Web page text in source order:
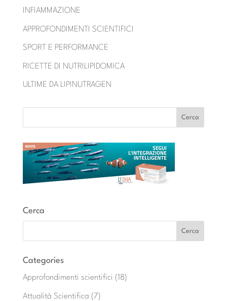
INFIAMMAZIONE
APPROFONDIMENTI SCIENTIFICI
SPORT E PERFORMANCE
RICETTE DI NUTRILIPIDOMICA
ULTIME DA LIPINUTRAGEN
Cerca
Categories
Approfondimenti scientifici (18)
Attualità Scientifica (7)